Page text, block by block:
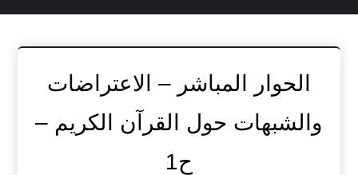
الحوار المباشر – الاعتراضات
والشبهات حول القرآن الكريم –
ح1